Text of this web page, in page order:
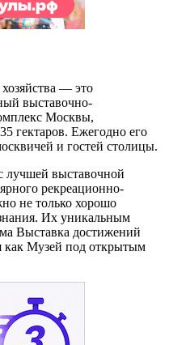
— это
выставочно-
Москвы,
гектаров. Ежегодно его
и гостей столицы.
лучшей выставочной
рекреационно-
не только хорошо
Их уникальным
Выставка достижений
как Музей под открытым